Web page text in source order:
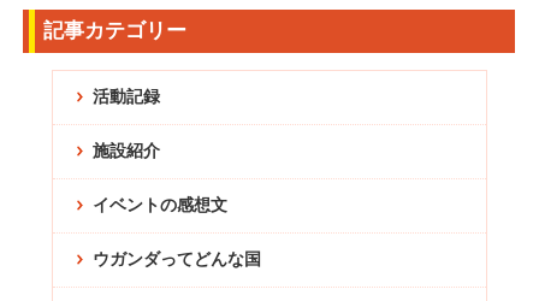
記事カテゴリー
活動記録
施設紹介
イベントの感想文
ウガンダってどんな国